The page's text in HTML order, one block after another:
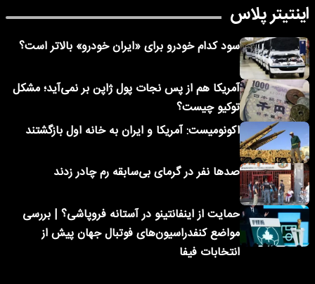
اینتیتر پلاس
سود کدام خودرو برای «ایران خودرو» بالاتر است؟
آمریکا هم از پس نجات پول ژاپن بر نمی‌آید؛ مشکل
توکیو چیست؟
اکونومیست: آمریکا و ایران به خانه اول بازگشتند
صدها نفر در گرمای بی‌سابقه رم چادر زدند
حمایت از اینفانتینو در آستانه فروپاشی؟ | بررسی
مواضع کنفدراسیون‌های فوتبال جهان پیش از
انتخابات فیفا